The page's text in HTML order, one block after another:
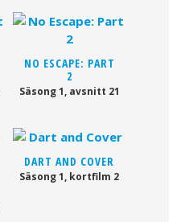
NO ESCAPE: PART
2
Säsong 1, avsnitt 21
DART AND COVER
Säsong 1, kortfilm 2